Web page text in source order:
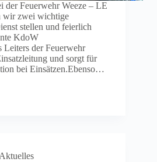
der Feuerwehr Weeze – LE
wir zwei wichtige
stellen und feierlich
KdoW
Leiters der Feuerwehr
und sorgt für
bei Einsätzen.Ebenso…
Aktuelles